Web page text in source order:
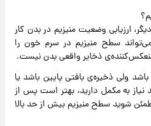
ارزیابی وضعیت منیزیم در بدن کار
سطح منیزیم در سرم خون را
ذخایر واقعی بدن نیست.
ذخیره‌ی بافتی پایین باشد یا
به مکمل دارید، بهتر است پس از
شوید سطح منیزیم بیش از حد بالا